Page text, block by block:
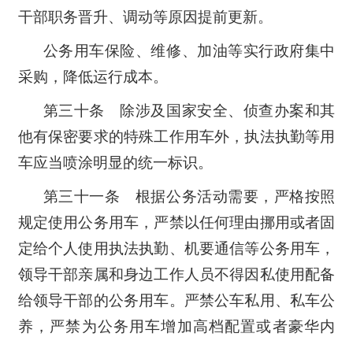
干部职务晋升、调动等原因提前更新。
公务用车保险、维修、加油等实行政府集中
采购，降低运行成本。
第三十条 除涉及国家安全、侦查办案和其
他有保密要求的特殊工作用车外，执法执勤等用
车应当喷涂明显的统一标识。
第三十一条 根据公务活动需要，严格按照
规定使用公务用车，严禁以任何理由挪用或者固
定给个人使用执法执勤、机要通信等公务用车，
领导干部亲属和身边工作人员不得因私使用配备
给领导干部的公务用车。严禁公车私用、私车公
养，严禁为公务用车增加高档配置或者豪华内